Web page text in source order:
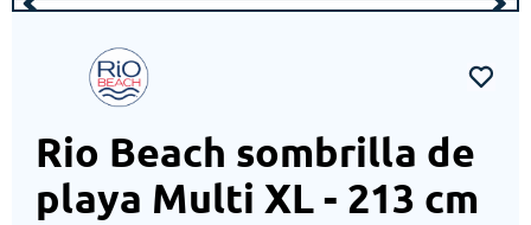
Rio Beach sombrilla de
playa Multi XL - 213 cm